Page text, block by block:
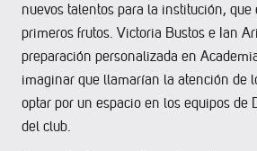
nuevos talentos para la institución, que
primeros frutos. Victoria Bustos e Ian
preparación personalizada en
imaginar que llamarían la atención de
optar por un espacio en los equipos de
del club.